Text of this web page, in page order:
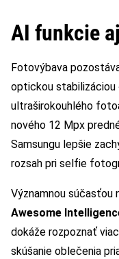
AI funkcie
Fotovýbava
optickou stabilizáciou
ultraširokouhlého
nového 12 Mpx
Samsungu lepšie
rozsah pri selfie
Významnou súčasťou
Awesome
dokáže rozpoznať
skúšanie oblečenia